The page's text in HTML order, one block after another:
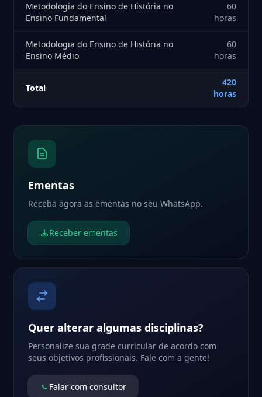
Metodologia do Ensino de História no
Ensino Fundamental
60
horas
Metodologia do Ensino de História no
Ensino Médio
60
horas
Total
420
horas
Ementas
Receba agora as ementas no seu WhatsApp.
Receber ementas
Quer alterar algumas disciplinas?
Personalize sua grade curricular de acordo com
seus objetivos profissionais. Fale com a gente!
Falar com consultor